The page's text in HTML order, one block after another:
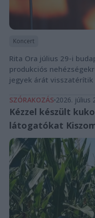
Koncert
Rita Ora július 29-i
produkciós
jegyek árát visszatérítik
SZÓRAKOZÁS 2026. július
Kézzel készült
látogatókat